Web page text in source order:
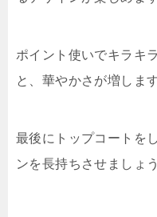
ポイント使いでキラキ
と、華やかさが増します
最後にトップコートを
ンを長持ちさせましょう